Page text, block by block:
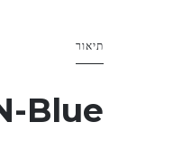
תיאור
Blue